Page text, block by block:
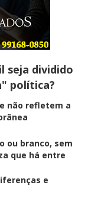
o que é
em saúde
Digital
como candidato
seja dividido
política?
não refletem a
ou branco, sem
que há entre
e